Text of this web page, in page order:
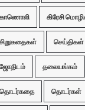
காணொலி கிரேசி
சிறுகதைகள் செய்திகள்
ஜோதிடம் தலையங்கம்
தொடர்கதை தொடர்கள்